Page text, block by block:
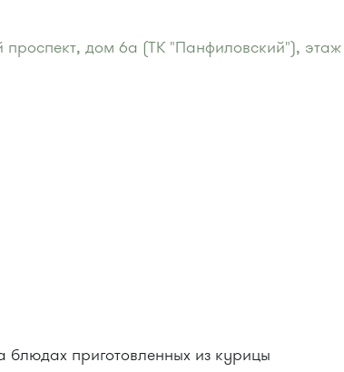
проспект, дом 6а (ТК "Панфиловский"), этаж
32, 45, 312, 377.
блюдах приготовленных из курицы